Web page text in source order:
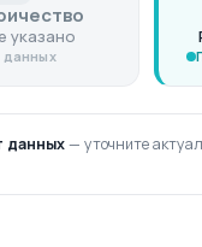
указано
данных
данных— уточните